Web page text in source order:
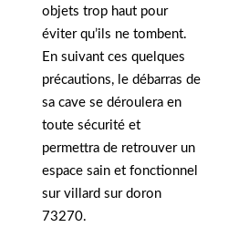
objets trop haut pour
éviter qu’ils ne tombent.
En suivant ces quelques
précautions, le débarras de
sa cave se déroulera en
toute sécurité et
permettra de retrouver un
espace sain et fonctionnel
sur villard sur doron
73270.